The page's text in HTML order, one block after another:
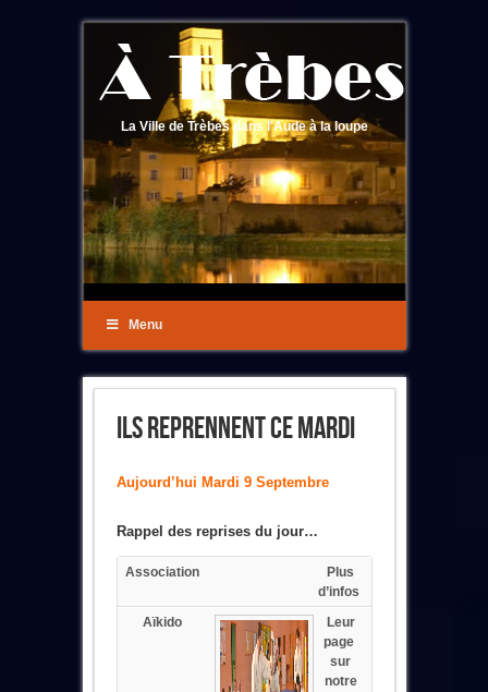
La Ville de Trèbes dans l'Aude à la loupe
Menu
Ils Reprennent Ce Mardi
Aujourd’hui Mardi 9 Septembre
Rappel des reprises du jour…
Association
Plus
d’infos
Aïkido
Leur
page
sur
notre